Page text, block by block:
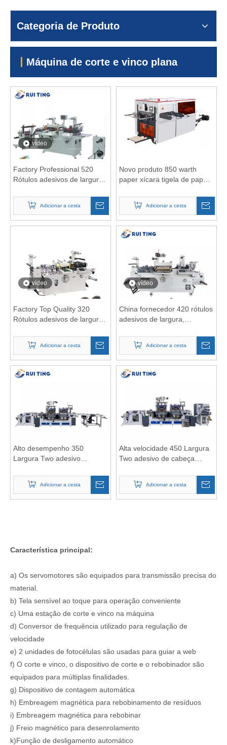
Categoria de Produto
Máquina de corte e vinco plana
vídeo
Factory Professional 520
Rótulos adesivos de largura,
de cortador de barra de
espuma de espuma com
unniwnd separada e
Adicionar a cesta
Novo produto 850 warth
paper xícara tigela de papel
cortadora de papel fãs de
papel de máquina
Adicionar a cesta
vídeo
Factory Top Quality 320
Rótulos adesivos de largura,
Máquina de cortador de
barragem com mesa de
lençol
Adicionar a cesta
vídeo
China fornecedor 420 rótulos
adesivos de largura,
Máquina de cortador de
barragem com estampagem
quente
Adicionar a cesta
Alto desempenho 350
Largura Two adesivo
Cuttadora de barragem com
estampagem quente
400TheRy/min
Adicionar a cesta
Alta velocidade 450 Largura
Two adesivo de cabeça
barragem com estampagem
quente 400TheRy/min
Adicionar a cesta
Característica principal:
a) Os servomotores são equipados para transmissão precisa do
material.
b) Tela sensível ao toque para operação conveniente
c) Uma estação de corte e vinco na máquina
d) Conversor de frequência utilizado para regulação de
velocidade
e) 2 unidades de fotocélulas são usadas para guiar a web
f) O corte e vinco, o dispositivo de corte e o rebobinador são
equipados para múltiplas finalidades.
g) Dispositivo de contagem automática
h) Embreagem magnética para rebobinamento de resíduos
i) Embreagem magnética para rebobinar
j) Freio magnético para desenrolamento
k)Função de desligamento automático